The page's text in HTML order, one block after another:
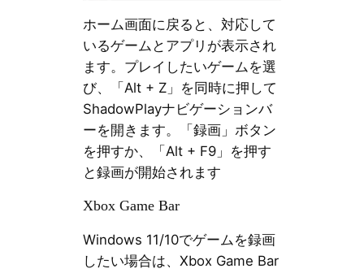
ホーム画面に戻ると、対応して
いるゲームとアプリが表示され
ます。プレイしたいゲームを選
び、「Alt + Z」を同時に押して
ShadowPlayナビゲーションバ
ーを開きます。「録画」ボタン
を押すか、「Alt + F9」を押す
と録画が開始されます
Xbox Game Bar
Windows 11/10でゲームを録画
したい場合は、Xbox Game Bar